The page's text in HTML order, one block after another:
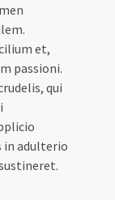
et,
passioni.
qui
in adulterio